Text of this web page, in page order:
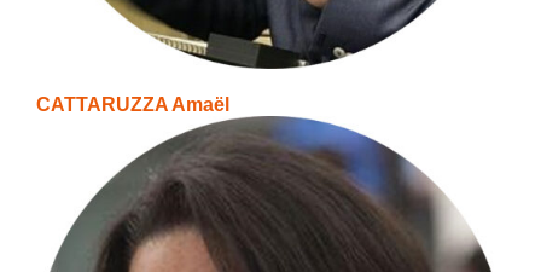
CATTARUZZA Amaël